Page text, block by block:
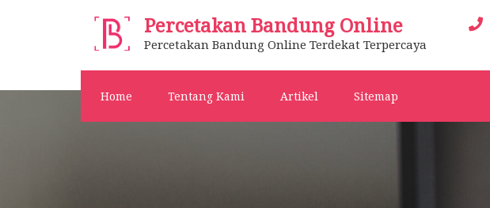
Percetakan Bandung Online
Percetakan Bandung Online Terdekat Terpercaya
Home Tentang Kami Artikel Sitemap